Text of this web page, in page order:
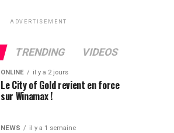
ADVERTISEMENT
TRENDING VIDEOS
ONLINE il y a 2 jours
Le City of Gold revient en force
sur Winamax !
NEWS il y a 1 semaine